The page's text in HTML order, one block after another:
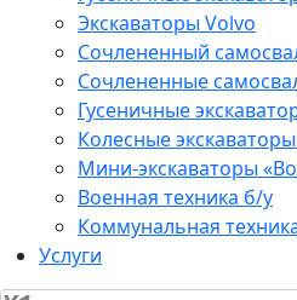
Экскаваторы Volvo
Сочлененный
Сочлененные
Гусеничные
Колесные
Мини-экскаваторы
Военная техника б/у
Коммунальная
Услуги